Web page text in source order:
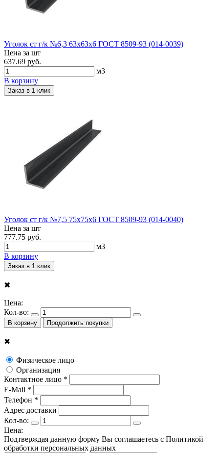
Уголок ст г/к №6,3 63х63х6 ГОСТ 8509-93 (014-0039)
Цена за шт
637.69 руб.
м3
В корзину
Заказ в 1 клик
Уголок ст г/к №7,5 75х75х6 ГОСТ 8509-93 (014-0040)
Цена за шт
777.75 руб.
м3
В корзину
Заказ в 1 клик
✖
Цена:
Кол-во:
В корзину Продолжить покупки
✖
Физическое лицо
Организация
Контактное лицо *
E-Mail *
Телефон *
Адрес доставки
Кол-во:
Цена:
Подтверждая данную форму Вы соглашаетесь с Политикой
обработки персональных данных